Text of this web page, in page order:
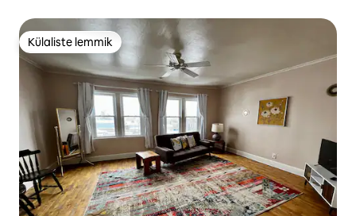
Külaliste lemmik
Külaliste lemmik